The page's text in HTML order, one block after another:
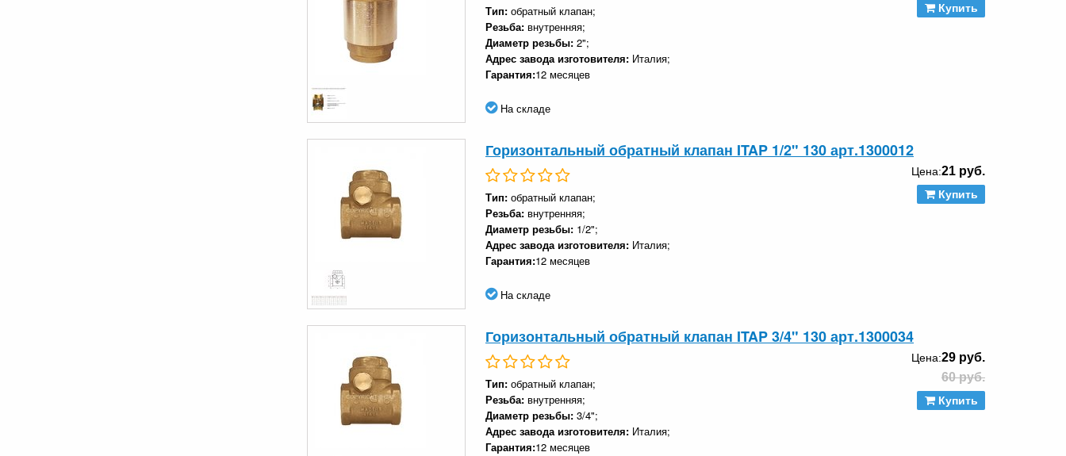
Тип: обратный клапан;
Резьба: внутренняя;
Диаметр резьбы: 2";
Адрес завода изготовителя: Италия;
Гарантия:12 месяцев
На складе
Купить
Горизонтальный обратный клапан ITAP 1/2" 130 арт.1300012
Тип: обратный клапан;
Резьба: внутренняя;
Диаметр резьбы: 1/2";
Адрес завода изготовителя: Италия;
Гарантия:12 месяцев
На складе
Цена:21 руб.
Купить
Горизонтальный обратный клапан ITAP 3/4" 130 арт.1300034
Тип: обратный клапан;
Резьба: внутренняя;
Диаметр резьбы: 3/4";
Адрес завода изготовителя: Италия;
Гарантия:12 месяцев
Цена:29 руб.
60 руб.
Купить